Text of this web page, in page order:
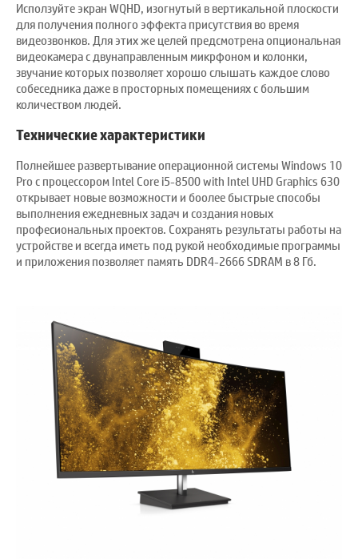
Исползуйте экран WQHD, изогнутый в вертикальной плоскости
для получения полного эффекта присутствия во время
видеозвонков. Для этих же целей предсмотрена опциональная
видеокамера с двунаправленным микрфоном и колонки,
звучание которых позволяет хорошо слышать каждое слово
собеседника даже в просторных помещениях с большим
количеством людей.
Технические характеристики
Полнейшее развертывание операционной системы Windows 10
Pro с процессором Intel Core i5-8500 with Intel UHD Graphics 630
открывает новые возможности и боолее быстрые способы
выполнения ежедневных задач и создания новых
професиональных проектов. Сохранять результаты работы на
устройстве и всегда иметь под рукой необходимые программы
и приложения позволяет память DDR4-2666 SDRAM в 8 Гб.